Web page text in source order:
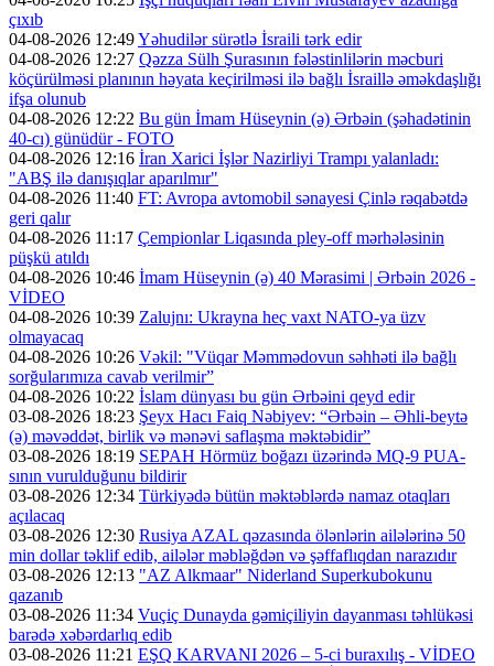
çıxıb
04-08-2026 12:49Yəhudilər sürətlə İsraili tərk edir
04-08-2026 12:27 Qəzza Sülh Şurasının fələstinlilərin məcburi
köçürülməsi planının həyata keçirilməsi ilə bağlı İsraillə əməkdaşlığı
ifşa olunub
04-08-2026 12:22 Bu gün İmam Hüseynin (ə) Ərbəin (şəhadətinin
40-cı) günüdür - FOTO
04-08-2026 12:16 İran Xarici İşlər Nazirliyi Trampı yalanladı:
"ABŞ ilə danışıqlar aparılmır"
04-08-2026 11:40 FT: Avropa avtomobil sənayesi Çinlə rəqabətdə
geri qalır
04-08-2026 11:17 Çempionlar Liqasında pley-off mərhələsinin
püşkü atıldı
04-08-2026 10:46 İmam Hüseynin (ə) 40 Mərasimi | Ərbəin 2026 -
VİDEO
04-08-2026 10:39 Zalujnı: Ukrayna heç vaxt NATO-ya üzv
olmayacaq
04-08-2026 10:26 Vəkil: "Vüqar Məmmədovun səhhəti ilə bağlı
sorğularımıza cavab verilmir”
04-08-2026 10:22 İslam dünyası bu gün Ərbəini qeyd edir
03-08-2026 18:23 Şeyx Hacı Faiq Nəbiyev: “Ərbəin – Əhli-beytə
(ə) məvəddət, birlik və mənəvi saflaşma məktəbidir”
03-08-2026 18:19 SEPAH Hörmüz boğazı üzərində MQ-9 PUA-
sının vurulduğunu bildirir
03-08-2026 12:34 Türkiyədə bütün məktəblərdə namaz otaqları
açılacaq
03-08-2026 12:30 Rusiya AZAL qəzasında ölənlərin ailələrinə 50
min dollar təklif edib, ailələr məbləğdən və şəffaflıqdan narazıdır
03-08-2026 12:13 "AZ Alkmaar" Niderland Superkubokunu
qazanıb
03-08-2026 11:34 Vuçiç Dunayda gəmiçiliyin dayanması təhlükəsi
barədə xəbərdarlıq edib
03-08-2026 11:21 EŞQ KARVANI 2026 – 5-ci buraxılış - VİDEO